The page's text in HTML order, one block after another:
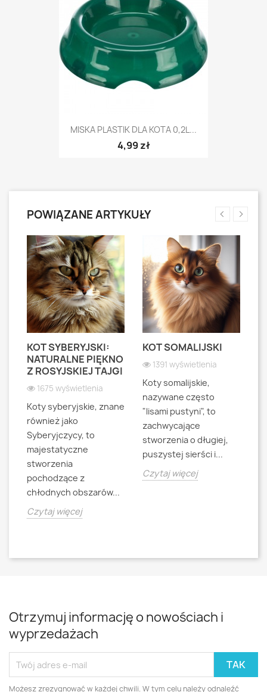
MISKA PLASTIK DLA KOTA 0,2L...
4,99 zł
POWIĄZANE ARTYKUŁY
KOT SYBERYJSKI:
NATURALNE PIĘKNO
Z ROSYJSKIEJ TAJGI
1675 wyświetlenia
Koty syberyjskie, znane
również jako
Syberyjczycy, to
majestatyczne
stworzenia
pochodzące z
chłodnych obszarów...
Czytaj więcej
KOT SOMALIJSKI
1391 wyświetlenia
Koty somalijskie,
nazywane często
"lisami pustyni", to
zachwycające
stworzenia o długiej,
puszystej sierści i...
Czytaj więcej
Otrzymuj informację o nowościach i
wyprzedażach
Możesz zrezygnować w każdej chwili. W tym celu należy odnaleźć